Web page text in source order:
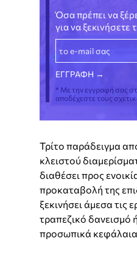
Όσα πρέπει να
για να ξεκινήσετε
* Με την εγγραφή σας
αποδέχεστε τους
Τρίτο παράδειγμα
κλειστού
διαθέσει προς
προκαταβολή της
ξεκινήσει άμεσα τις
τραπεζικό δανεισμό
προσωπικά κεφάλαια.